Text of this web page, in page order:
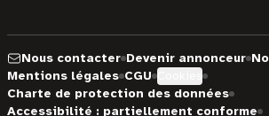
Nous contacter Devenir annonceur
Mentions légales CGU
Charte de protection des données
Accessibilité : partiellement conforme